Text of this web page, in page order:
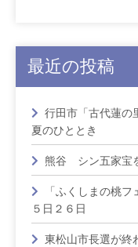
最近の投稿
行田市「古代蓮の
夏のひととき
熊谷 シン五家宝
「ふくしまの桃
５日２６日
東松山市長選が